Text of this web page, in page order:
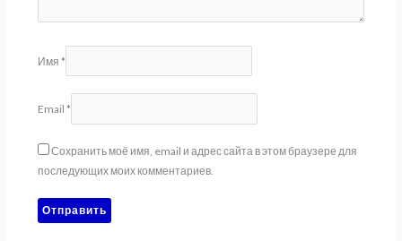
Имя *
Email *
Сохранить моё имя, email и адрес сайта в этом браузере для
последующих моих комментариев.